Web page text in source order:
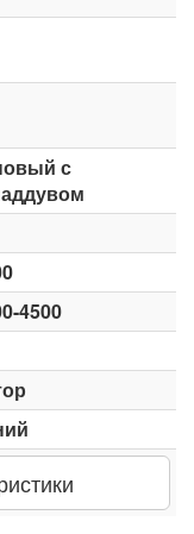
с
4500